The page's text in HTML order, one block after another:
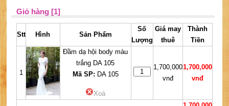
Giỏ hàng [1]
Stt Hình Sản Phẩm
Số
Lượng
Giá may
thuê
Thành
Tiền
1
Đầm dạ hội body màu
trắng DA 105
Mã SP: DA 105
Xoá
1,700,000
vnđ
1,700,000
vnđ